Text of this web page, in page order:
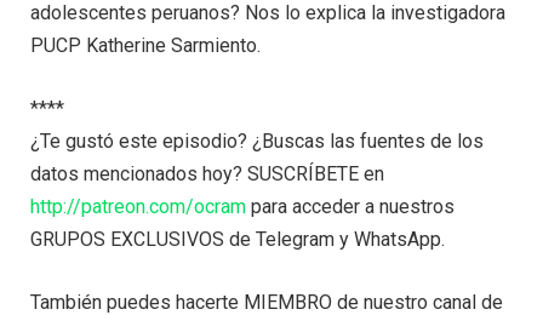
adolescentes peruanos? Nos lo explica la investigadora
PUCP Katherine Sarmiento.
****
¿Te gustó este episodio? ¿Buscas las fuentes de los
datos mencionados hoy? SUSCRÍBETE en
http://patreon.com/ocram para acceder a nuestros
GRUPOS EXCLUSIVOS de Telegram y WhatsApp.
También puedes hacerte MIEMBRO de nuestro canal de